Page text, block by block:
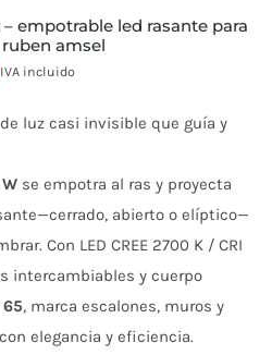
amsel
IVA incluido
luz casi invisible que guía y
se empotra al ras y proyecta
abierto o elíptico—
Con LED CREE 2700 K / CRI
intercambiables y cuerpo
65, marca escalones, muros y
elegancia y eficiencia.